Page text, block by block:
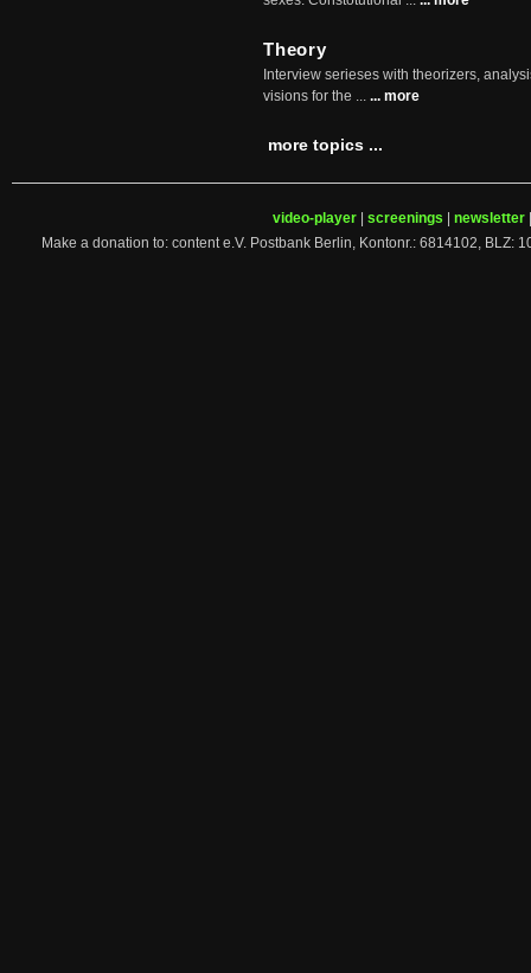
Theory
Interview serieses with theorizers,
visions for the ... ... more
more topics ...
video-player screenings newsletter
Make a donation to: content e.V. Postbank Berlin, Kontonr.: 6814102, BLZ: